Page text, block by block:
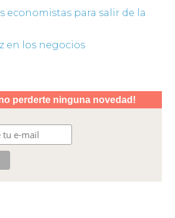
economistas para salir de la
en los negocios